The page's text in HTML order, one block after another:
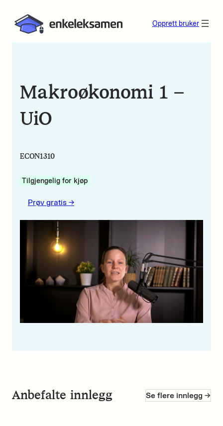
Opprett bruker
Makroøkonomi 1 –
UiO
ECON1310
Tilgjengelig for kjøp
Prøv gratis ->
Anbefalte innlegg Se flere innlegg ->